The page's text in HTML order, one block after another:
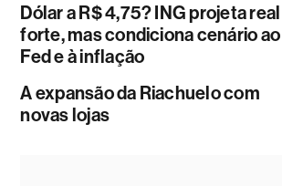
Dólar a R$ 4,75? ING projeta real
forte, mas condiciona cenário ao
Fed e à inflação
A expansão da Riachuelo com
novas lojas